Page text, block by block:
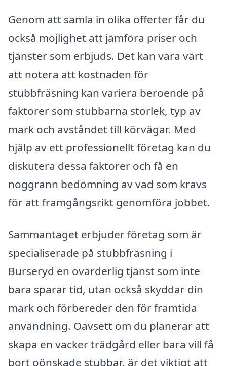
Genom att samla in olika offerter får du
också möjlighet att jämföra priser och
tjänster som erbjuds. Det kan vara värt
att notera att kostnaden för
stubbfräsning kan variera beroende på
faktorer som stubbarna storlek, typ av
mark och avståndet till körvägar. Med
hjälp av ett professionellt företag kan du
diskutera dessa faktorer och få en
noggrann bedömning av vad som krävs
för att framgångsrikt genomföra jobbet.
Sammantaget erbjuder företag som är
specialiserade på stubbfräsning i
Burseryd en ovärderlig tjänst som inte
bara sparar tid, utan också skyddar din
mark och förbereder den för framtida
användning. Oavsett om du planerar att
skapa en vacker trädgård eller bara vill få
bort oönskade stubbar, är det viktigt att